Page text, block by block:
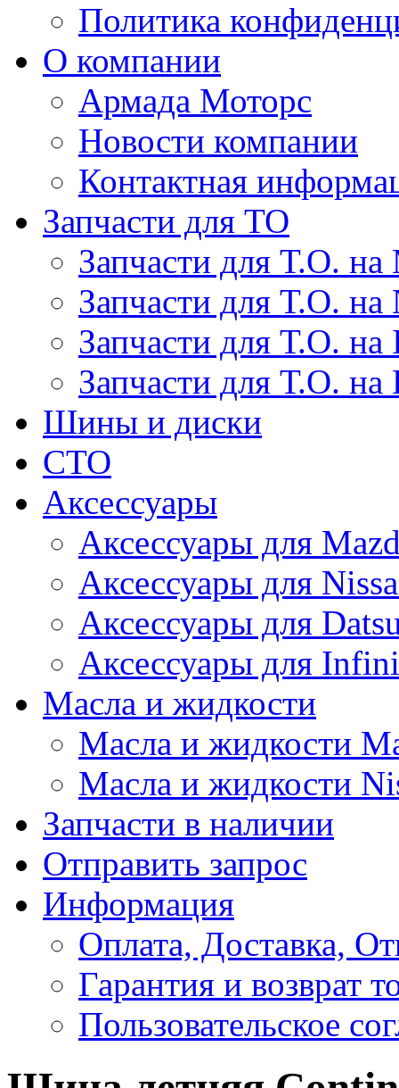
Политика
О компании
Армада Моторс
Новости компании
Контактная
Запчасти для ТО
Запчасти для Т.О. на
Запчасти для Т.О. на
Запчасти для Т.О.
Запчасти для Т.О. на
Шины и диски
СТО
Аксессуары
Аксессуары для
Аксессуары для
Аксессуары для
Аксессуары для
Масла и жидкости
Масла и жидкости
Масла и жидкости
Запчасти в наличии
Отправить запрос
Информация
Оплата, Доставка,
Гарантия и возврат
Пользовательское